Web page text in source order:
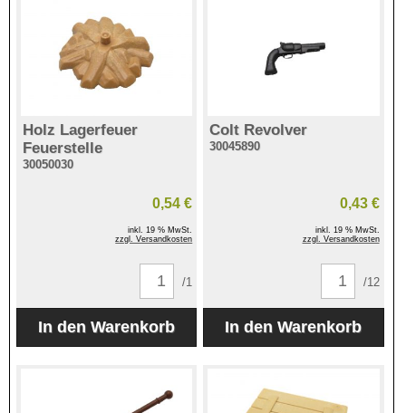
Holz Lagerfeuer
Feuerstelle
30050030
0,54 €
inkl. 19 % MwSt.
zzgl. Versandkosten
/1
Colt Revolver
30045890
0,43 €
inkl. 19 % MwSt.
zzgl. Versandkosten
/12